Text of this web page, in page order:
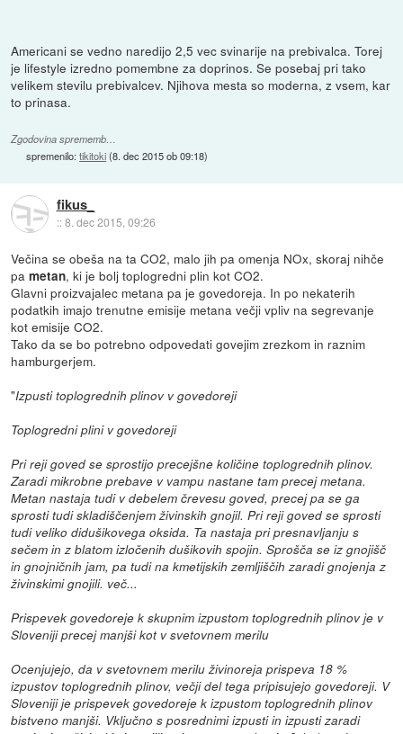
Americani se vedno naredijo 2,5 vec svinarije na prebivalca. Torej
je lifestyle izredno pomembne za doprinos. Se posebaj pri tako
velikem stevilu prebivalcev. Njihova mesta so moderna, z vsem, kar
to prinasa.
Zgodovina sprememb…
spremenilo:tikitoki(8. dec 2015 ob 09:18)
fikus_
::8. dec 2015, 09:26
Večina se obeša na ta CO2, malo jih pa omenja NOx, skoraj nihče
pametan, ki je bolj toplogredni plin kot CO2.
Glavni proizvajalec metana pa je govedoreja. In po nekaterih
podatkih imajo trenutne emisije metana večji vpliv na segrevanje
kot emisije CO2.
Tako da se bo potrebno odpovedati govejim zrezkom in raznim
hamburgerjem.
"Izpusti toplogrednih plinov v govedoreji
Toplogredni plini v govedoreji
Pri reji goved se sprostijo precejšne količine toplogrednih plinov.
Zaradi mikrobne prebave v vampu nastane tam precej metana.
Metan nastaja tudi v debelem črevesu goved, precej pa se ga
sprosti tudi skladiščenjem živinskih gnojil. Pri reji goved se sprosti
tudi veliko didušikovega oksida. Ta nastaja pri presnavljanju s
sečem in z blatom izločenih dušikovih spojin. Sprošča se iz gnojišč
in gnojničnih jam, pa tudi na kmetijskih zemljiščih zaradi gnojenja z
živinskimi gnojili. več...
Prispevek govedoreje k skupnim izpustom toplogrednih plinov je v
Sloveniji precej manjši kot v svetovnem merilu
Ocenjujejo, da v svetovnem merilu živinoreja prispeva 18 %
izpustov toplogrednih plinov, večji del tega pripisujejo govedoreji. V
Sloveniji je prispevek govedoreje k izpustom toplogrednih plinov
bistveno manjši. Vključno s posrednimi izpusti in izpusti zaradi